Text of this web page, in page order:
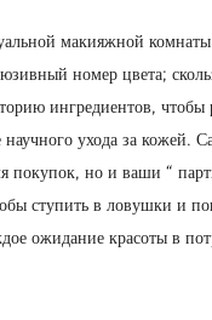
макияжной
номер цвета;
ингредиентов,
ухода за кожей.
покупок, но и ваши “
ступить в ловушки и
ожидание красоты в